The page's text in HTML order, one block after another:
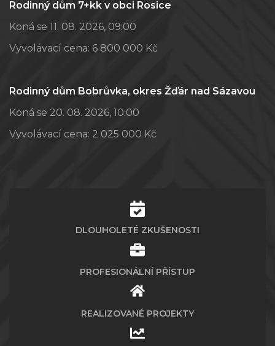
Rodinný dům 7+kk v obci Rosice
Koná se 11. 08. 2026, 09:00
Vyvolávací cena: 6 800 000 Kč
Rodinný dům Bobrůvka, okres Žďár nad Sázavou
Koná se 20. 08. 2026, 10:00
Vyvolávací cena: 2 025 000 Kč
DLOUHOLETÉ ZKUŠENOSTI
PROFESIONÁLNÍ PŘÍSTUP
REALIZOVANÉ PROJEKTY